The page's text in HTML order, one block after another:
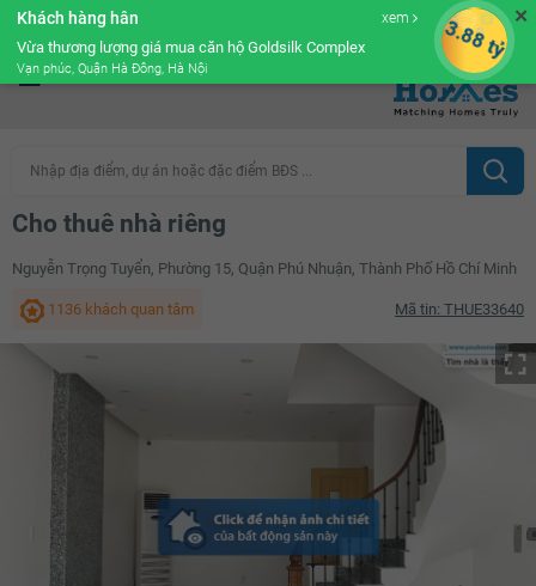
Cộng đồng Môi giới bPRO
Nhập địa điểm, dự án hoặc đặc điểm BĐS ...
Cho thuê nhà riêng
Nguyễn Trọng Tuyển, Phường 15, Quận Phú Nhuận, Thành Phố Hồ Chí Minh
1136 khách quan tâm Mã tin: THUE33640
✕
Khách hàng hân xem
Vừa thương lượng giá mua căn hộ Goldsilk Complex
Vạn phúc, Quận Hà Đông, Hà Nội
3.88 tỷ